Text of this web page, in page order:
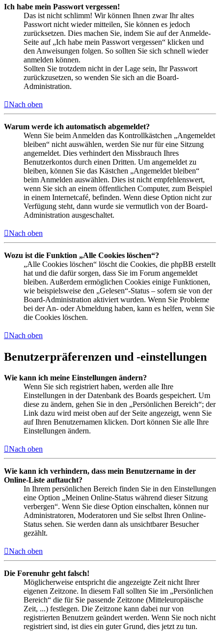
Ich habe mein Passwort vergessen!
Das ist nicht schlimm! Wir können Ihnen zwar Ihr altes
Passwort nicht wieder mitteilen, Sie können es jedoch
zurücksetzen. Dies machen Sie, indem Sie auf der Anmelde-
Seite auf „Ich habe mein Passwort vergessen“ klicken und
den Anweisungen folgen. So sollten Sie sich schnell wieder
anmelden können.
Sollten Sie trotzdem nicht in der Lage sein, Ihr Passwort
zurückzusetzen, so wenden Sie sich an die Board-
Administration.
Nach oben
Warum werde ich automatisch abgemeldet?
Wenn Sie beim Anmelden das Kontrollkästchen „Angemeldet
bleiben“ nicht auswählen, werden Sie nur für eine Sitzung
angemeldet. Dies verhindert den Missbrauch Ihres
Benutzerkontos durch einen Dritten. Um angemeldet zu
bleiben, können Sie das Kästchen „Angemeldet bleiben“
beim Anmelden auswählen. Dies ist nicht empfehlenswert,
wenn Sie sich an einem öffentlichen Computer, zum Beispiel
in einem Internetcafé, befinden. Wenn diese Option nicht zur
Verfügung steht, dann wurde sie vermutlich von der Board-
Administration ausgeschaltet.
Nach oben
Wozu ist die Funktion „Alle Cookies löschen“?
„Alle Cookies löschen“ löscht die Cookies, die phpBB erstellt
hat und die dafür sorgen, dass Sie im Forum angemeldet
bleiben. Außerdem ermöglichen Cookies einige Funktionen,
wie beispielsweise den „Gelesen“-Status – sofern sie von der
Board-Administration aktiviert wurden. Wenn Sie Probleme
bei der An- oder Abmeldung haben, kann es helfen, wenn Sie
die Cookies löschen.
Nach oben
Benutzerpräferenzen und -einstellungen
Wie kann ich meine Einstellungen ändern?
Wenn Sie sich registriert haben, werden alle Ihre
Einstellungen in der Datenbank des Boards gespeichert. Um
diese zu ändern, gehen Sie in den „Persönlichen Bereich“; der
Link dazu wird meist oben auf der Seite angezeigt, wenn Sie
auf Ihren Benutzernamen klicken. Dort können Sie alle Ihre
Einstellungen ändern.
Nach oben
Wie kann ich verhindern, dass mein Benutzername in der
Online-Liste auftaucht?
In Ihrem persönlichen Bereich finden Sie in den Einstellungen
eine Option „Meinen Online-Status während dieser Sitzung
verbergen“. Wenn Sie diese Option einschalten, können nur
Administratoren, Moderatoren und Sie selbst Ihren Online-
Status sehen. Sie werden dann als unsichtbarer Besucher
gezählt.
Nach oben
Die Forenuhr geht falsch!
Möglicherweise entspricht die angezeigte Zeit nicht Ihrer
eigenen Zeitzone. In diesem Fall sollten Sie im „Persönlichen
Bereich“ die für Sie passende Zeitzone (Mitteleuropäische
Zeit, ...) festlegen. Die Zeitzone kann dabei nur von
registrierten Benutzern geändert werden. Wenn Sie noch nicht
registriert sind, ist dies ein guter Grund, dies jetzt zu tun.